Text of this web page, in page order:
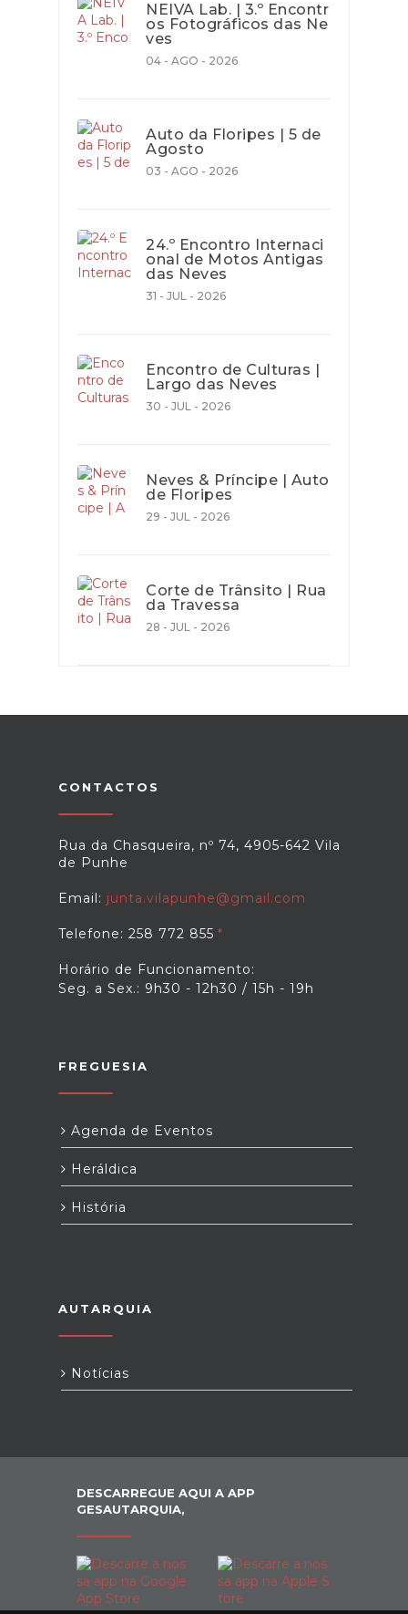
NEIVA Lab. | 3.º Encontr
os Fotográficos das Ne
ves
04 - AGO - 2026
Auto da Floripes | 5 de
Agosto
03 - AGO - 2026
24.º Encontro Internaci
onal de Motos Antigas
das Neves
31 - JUL - 2026
Encontro de Culturas |
Largo das Neves
30 - JUL - 2026
Neves & Príncipe | Auto
de Floripes
29 - JUL - 2026
Corte de Trânsito | Rua
da Travessa
28 - JUL - 2026
CONTACTOS
Rua da Chasqueira, nº 74, 4905-642 Vila
de Punhe
Email: junta.vilapunhe@gmail.com
Telefone: 258 772 855
Horário de Funcionamento:
Seg. a Sex.: 9h30 - 12h30 / 15h - 19h
FREGUESIA
Agenda de Eventos
Heráldica
História
AUTARQUIA
Notícias
DESCARREGUE AQUI A APP
GESAUTARQUIA,